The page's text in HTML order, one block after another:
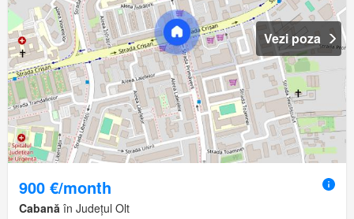
Vezi poza
900 €/month
Cabană în Județul Olt